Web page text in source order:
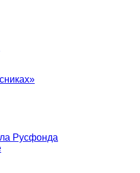
Русфонда